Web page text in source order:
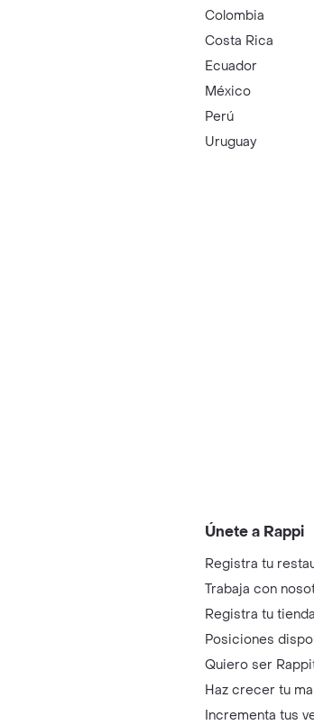
Colombia
Costa Rica
Ecuador
México
Perú
Uruguay
Únete a Rappi
Registra tu
Trabaja con
Registra tu tienda
Posiciones
Quiero ser
Haz crecer tu
Incrementa tus